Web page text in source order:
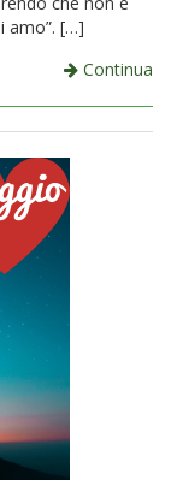
amo”. […]
Continua